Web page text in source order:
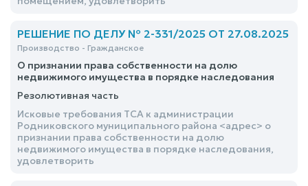
РЕШЕНИЕ ПО ДЕЛУ № 2-331/2025 ОТ 27.08.2025
Производство - Гражданское
О признании права собственности на долю
недвижимого имущества в порядке наследования
Резолютивная часть
Исковые требования ТСА к администрации
Родниковского муниципального района <адрес> о
признании права собственности на долю
недвижимого имущества в порядке наследования,
удовлетворить